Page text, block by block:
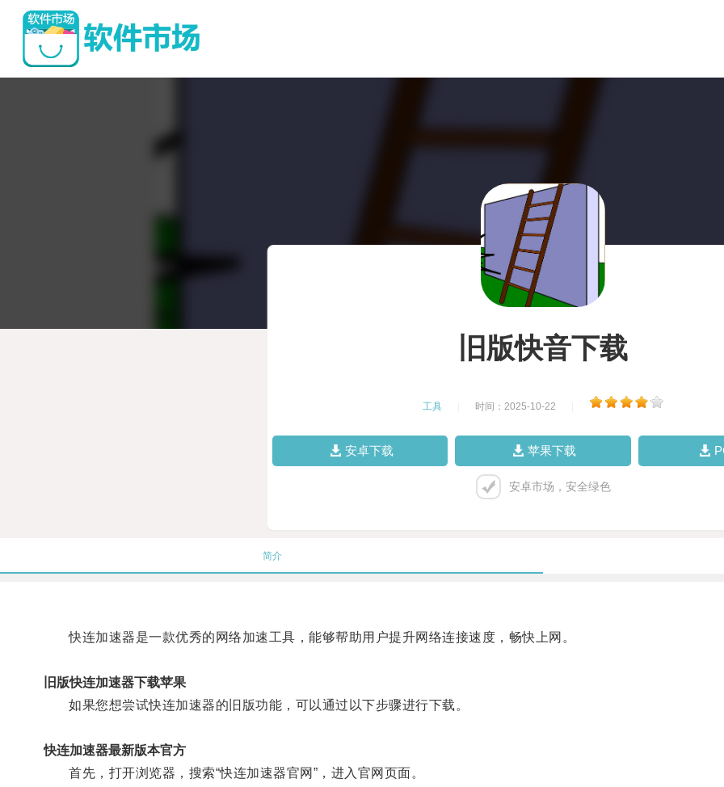
旧版快音下载
工具 时间：2025-10-22
安卓下载 苹果下载
安卓市场，安全绿色
简介
快连加速器是一款优秀的网络加速工具，能够帮助用户提升网络连接速度，畅快上网。
旧版快连加速器下载苹果
如果您想尝试快连加速器的旧版功能，可以通过以下步骤进行下载。
快连加速器最新版本官方
首先，打开浏览器，搜索“快连加速器官网”，进入官网页面。